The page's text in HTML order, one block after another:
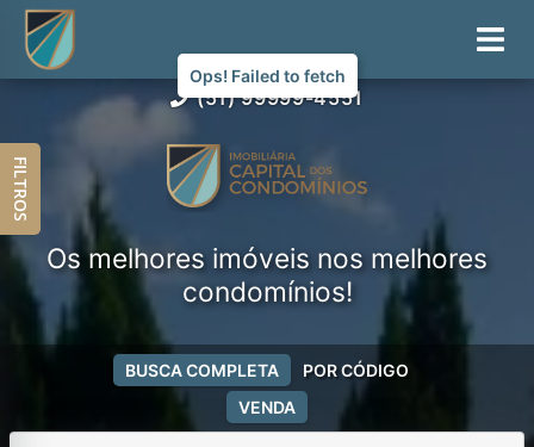
(51) 99999-4551
Os melhores imóveis nos melhores
condomínios!
VENDA
BUSCA COMPLETA POR CÓDIGO
FILTROS